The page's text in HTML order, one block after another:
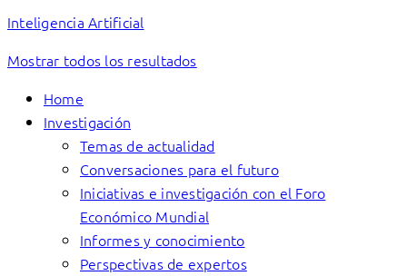
Inteligencia Artificial
Mostrar todos los resultados
Home
Investigación
Temas de actualidad
Conversaciones para el futuro
Iniciativas e investigación con el Foro
Económico Mundial
Informes y conocimiento
Perspectivas de expertos